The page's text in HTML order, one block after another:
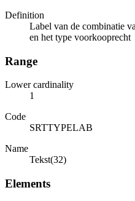
Definition
Label van de combinatie
en het type voorkooprecht
Range
Lower cardinality
1
Code
SRTTYPELAB
Name
Tekst(32)
Elements